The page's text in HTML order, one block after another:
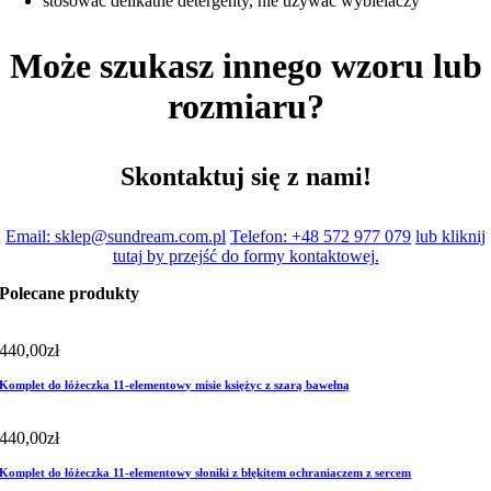
Może szukasz innego wzoru lub
rozmiaru?
Skontaktuj się z nami!
Email: sklep@sundream.com.pl Telefon: +48 572 977 079 lub kliknij
tutaj by przejść do formy kontaktowej.
Polecane produkty
440,00zł
Komplet do łóżeczka 11-elementowy misie księżyc z szarą bawełną
440,00zł
Komplet do łóżeczka 11-elementowy słoniki z błękitem ochraniaczem z sercem